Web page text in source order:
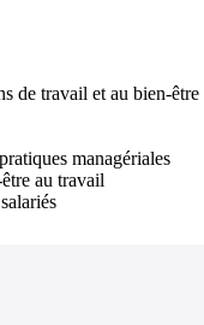
travail et au bien-
managériales
au travail